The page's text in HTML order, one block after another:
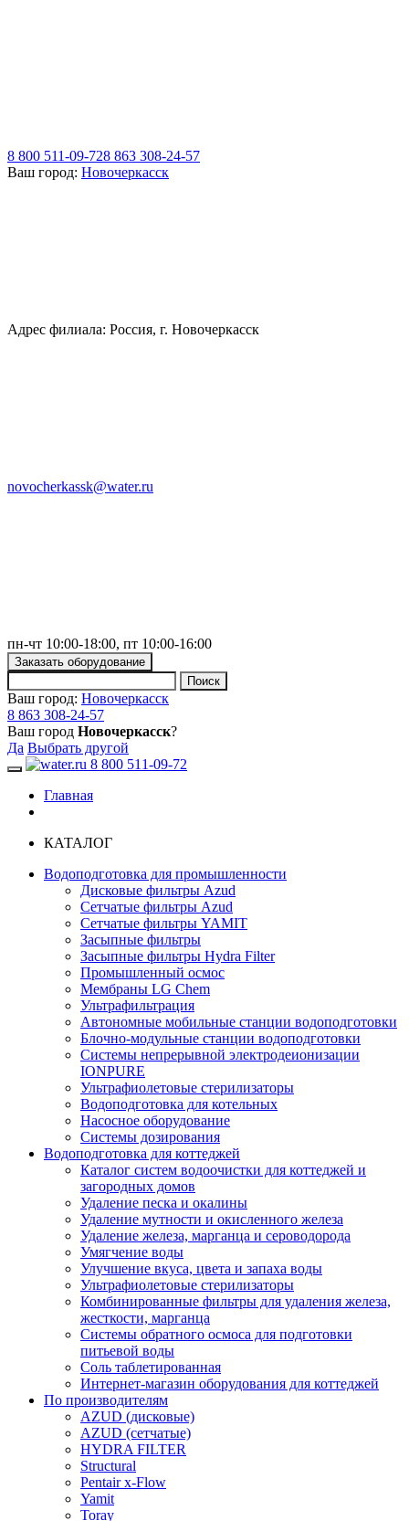
8 800 511-09-728 863 308-24-57
Ваш город: Новочеркасск
Адрес филиала: Россия, г. Новочеркасск
novocherkassk@water.ru
пн-чт 10:00-18:00, пт 10:00-16:00
Заказать оборудование
Ваш город: Новочеркасск
8 863 308-24-57
Ваш город Новочеркасск?
Да Выбрать другой
Toggle navigation
8 800 511-09-72
Главная
КАТАЛОГ
Водоподготовка для промышленности
Дисковые фильтры Azud
Сетчатые фильтры Azud
Сетчатые фильтры YAMIT
Засыпные фильтры
Засыпные фильтры Hydra Filter
Промышленный осмос
Мембраны LG Chem
Ультрафильтрация
Автономные мобильные станции водоподготовки
Блочно-модульные станции водоподготовки
Системы непрерывной электродеионизации
IONPURE
Ультрафиолетовые стерилизаторы
Водоподготовка для котельных
Насосное оборудование
Системы дозирования
Водоподготовка для коттеджей
Каталог систем водоочистки для коттеджей и
загородных домов
Удаление песка и окалины
Удаление мутности и окисленного железа
Удаление железа, марганца и сероводорода
Умягчение воды
Улучшение вкуса, цвета и запаха воды
Ультрафиолетовые стерилизаторы
Комбинированные фильтры для удаления железа,
жесткости, марганца
Системы обратного осмоса для подготовки
питьевой воды
Соль таблетированная
Интернет-магазин оборудования для коттеджей
По производителям
AZUD (дисковые)
AZUD (сетчатые)
HYDRA FILTER
Structural
Pentair x-Flow
Yamit
Toray